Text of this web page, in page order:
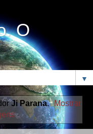
O
▼
Ji Parana. Mostrar